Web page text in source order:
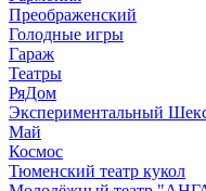
Преображенский
Голодные игры
Гараж
Театры
РяДом
Экспериментальный
Май
Космос
Тюменский театр кукол